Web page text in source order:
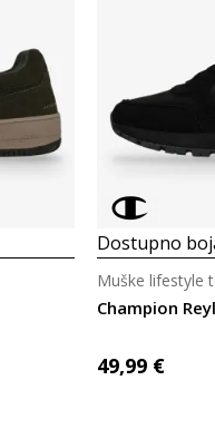
Dostupno
Champion
Muške lifestyle
49,99 €